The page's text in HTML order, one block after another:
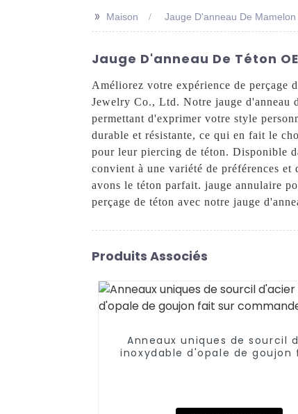
>> Maison Jauge D'anneau De Mamelon
Jauge D'anneau De Téton
Améliorez votre expérience de perçage
Jewelry Co., Ltd. Notre jauge d'anneau
permettant d'exprimer votre style
durable et résistante, ce qui en fait le
pour leur piercing de téton. Disponible
convient à une variété de préférences
avons le téton parfait. jauge annulaire
perçage de téton avec notre jauge
Produits Associés
Anneaux uniques de sourcil
inoxydable d'opale de goujon